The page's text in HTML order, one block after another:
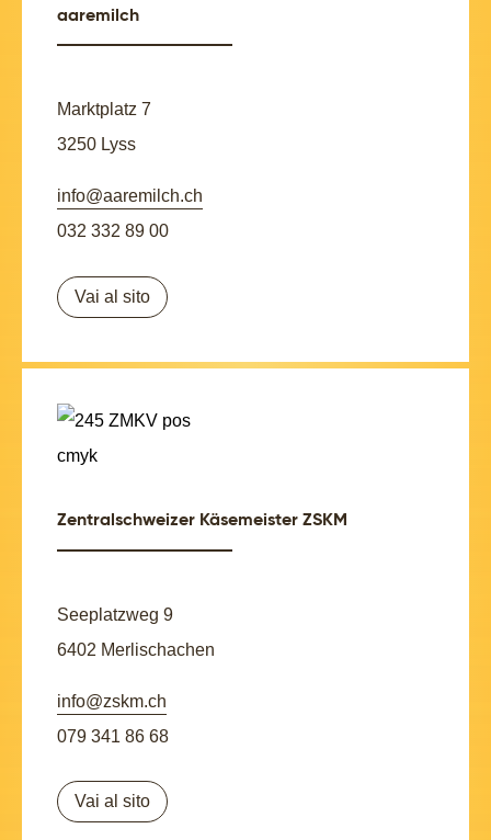
aaremilch
Marktplatz 7
3250 Lyss
info@aaremilch.ch
032 332 89 00
Vai al sito
Zentralschweizer Käsemeister ZSKM
Seeplatzweg 9
6402 Merlischachen
info@zskm.ch
079 341 86 68
Vai al sito